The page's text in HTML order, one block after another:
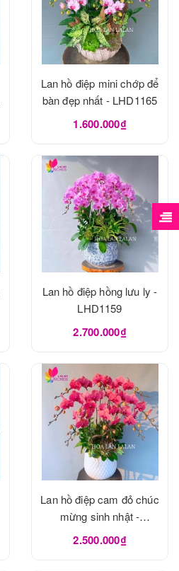
Lan hồ điệp mini chớp để
bàn đẹp nhất - LHD1165
1.600.000₫
Lan hồ điệp hồng lưu ly -
LHD1159
2.700.000₫
Lan hồ điệp cam đỏ chúc
mừng sinh nhật -
LHD1155
2.500.000₫